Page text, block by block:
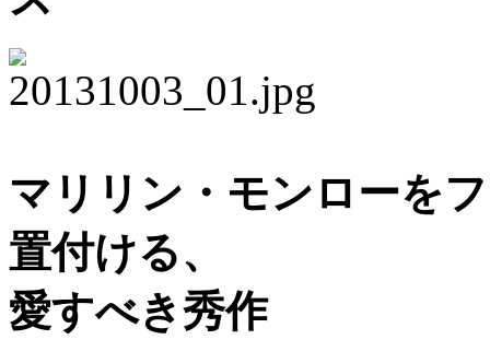
マリリン・モンローを
置付ける、
愛すべき秀作